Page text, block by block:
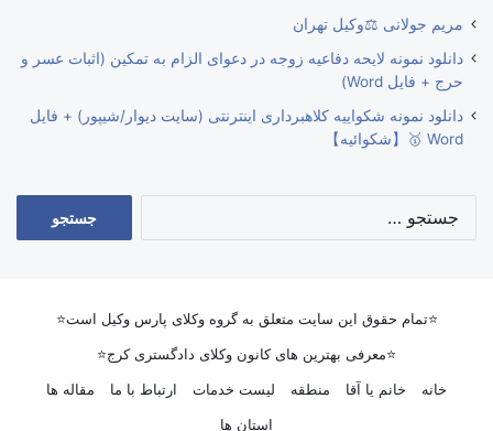
مریم جولانی ⚖️وکیل تهران
دانلود نمونه لایحه دفاعیه زوجه در دعوای الزام به تمکین (اثبات عسر و
حرج + فایل Word)
دانلود نمونه شکواییه کلاهبرداری اینترنتی (سایت دیوار/شیپور) + فایل
Word 🥇【شکوائیه】
⭐تمام حقوق این سایت متعلق به گروه وکلای پارس وکیل است⭐
⭐معرفی بهترین های کانون وکلای دادگستری کرج⭐
خانه
خانم یا آقا منطقه لیست خدمات ارتباط با ما
مقاله ها
استان ها